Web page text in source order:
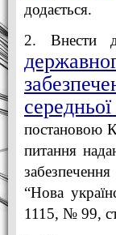
додається.
2. Внести
постановою
питання
“Нова
1115, № 99,